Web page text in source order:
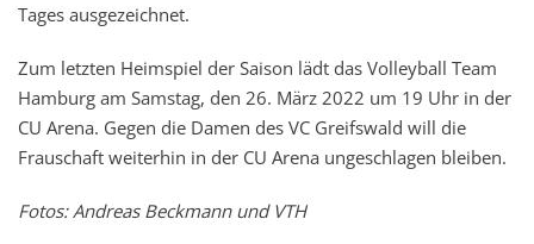
Tages ausgezeichnet.
Zum letzten Heimspiel der Saison lädt das Volleyball Team
Hamburg am Samstag, den 26. März 2022 um 19 Uhr in der
CU Arena. Gegen die Damen des VC Greifswald will die
Frauschaft weiterhin in der CU Arena ungeschlagen bleiben.
Fotos: Andreas Beckmann und VTH